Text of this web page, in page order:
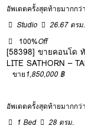
อัพเดตครั้งสุดท้ายมากก
Studio
26.67 ตรม.
100%Off
[58398] ขายคอนโด
LITE SATHORN –
ขาย1,850,000 ฿
อัพเดตครั้งสุดท้ายมากก
1 Bed
28 ตรม.